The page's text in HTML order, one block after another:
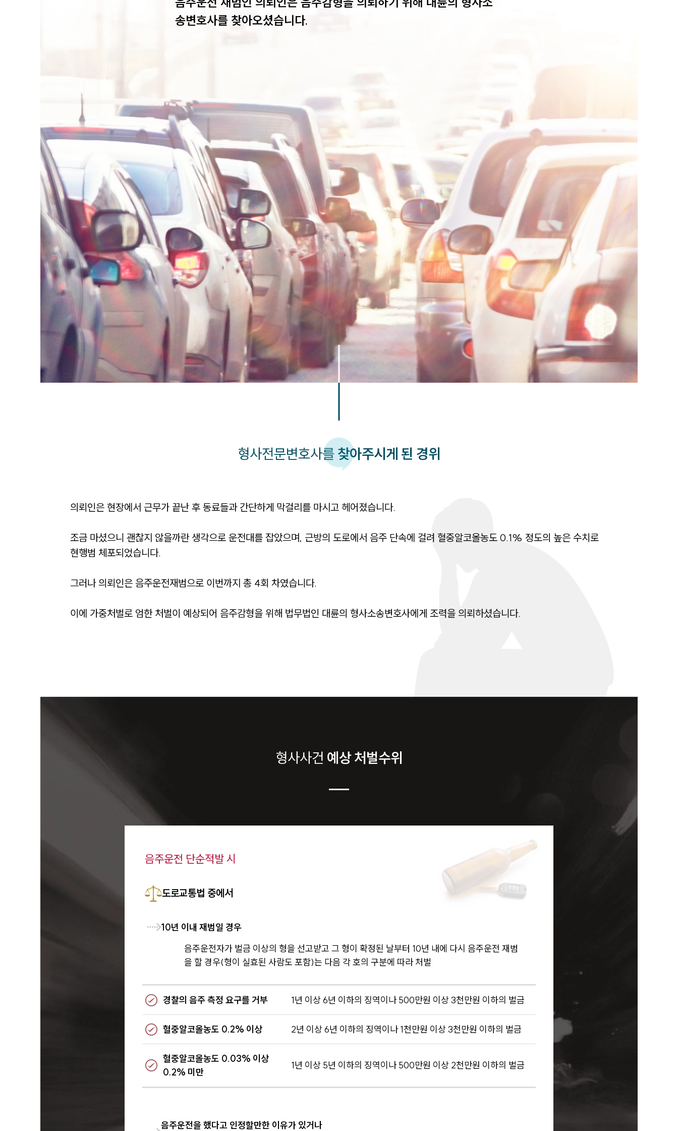
센터소개
센터소개
대륜의 강점
오시는 길
글로벌 파트너 로펌
고객의 소리
통합검색
AI대륜
업무사례
업무사례
사례분석/최신동향
법률정보
법률지식인
소식/자료
송변호사를 찾아오셨습니다.
형사전문변호사를 찾아주시게 된 경위
의뢰인은 현장에서 근무가 끝난 후 동료들과 간단하게 막걸리를 마시고 헤어졌습니다.
조금 마셨으니 괜찮지 않을까란 생각으로 운전대를 잡았으며, 근방의 도로에서 음주 단속에 걸려 혈중알코올농도 0.1% 정도의 높은 수치로
현행범 체포되었습니다.
그러나 의뢰인은 음주운전재범으로 이번까지 총 4회 차였습니다.
이에 가중처벌로 엄한 처벌이 예상되어 음주감형을 위해 법무법인 대륜의 형사소송변호사에게 조력을 의뢰하셨습니다.
형사사건 예상 처벌수위
음주운전 단순적발 시
도로교통법 중에서
10년 이내 재범일 경우
음주운전자가 벌금 이상의 형을 선고받고 그 형이 확정된 날부터 10년 내에 다시 음주운전 재범
을 할 경우(형이 실효된 사람도 포함)는 다음 각 호의 구분에 따라 처벌
경찰의 음주 측정 요구를 거부 1년 이상 6년 이하의 징역이나 500만원 이상 3천만원 이하의 벌금
혈중알코올농도 0.2% 이상 2년 이상 6년 이하의 징역이나 1천만원 이상 3천만원 이하의 벌금
혈중알코올농도 0.03% 이상
0.2% 미만
1년 이상 5년 이하의 징역이나 500만원 이상 2천만원 이하의 벌금
음주운전을 했다고 인정할만한 이유가 있거나